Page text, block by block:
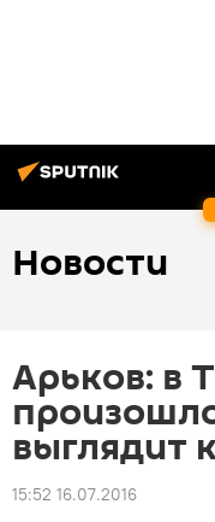
Новости
Арьков: в
выглядит
15:52 16.07.2016